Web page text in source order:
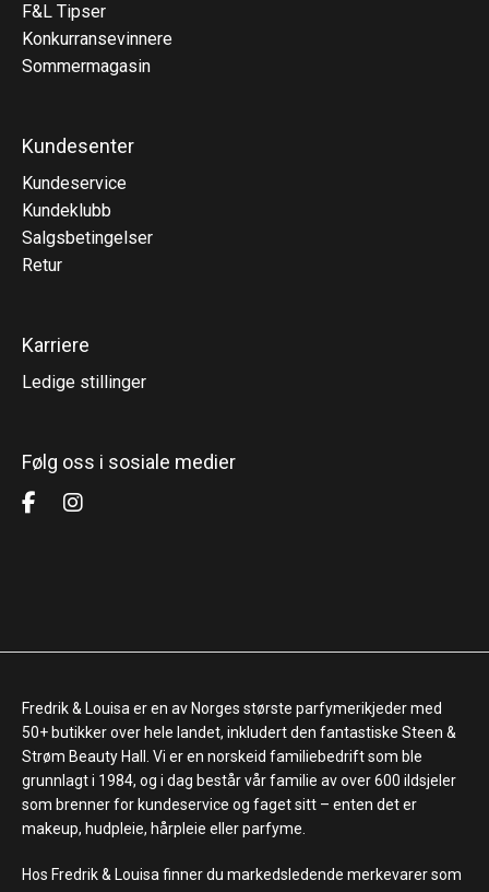
F&L Tipser
Konkurransevinnere
Sommermagasin
Kundesenter
Kundeservice
Kundeklubb
Salgsbetingelser
Retur
Karriere
Ledige stillinger
Følg oss i sosiale medier
Fredrik & Louisa er en av Norges største parfymerikjeder med
50+ butikker over hele landet, inkludert den fantastiske Steen &
Strøm Beauty Hall. Vi er en norskeid familiebedrift som ble
grunnlagt i 1984, og i dag består vår familie av over 600 ildsjeler
som brenner for kundeservice og faget sitt – enten det er
makeup, hudpleie, hårpleie eller parfyme.
Hos Fredrik & Louisa finner du markedsledende merkevarer som